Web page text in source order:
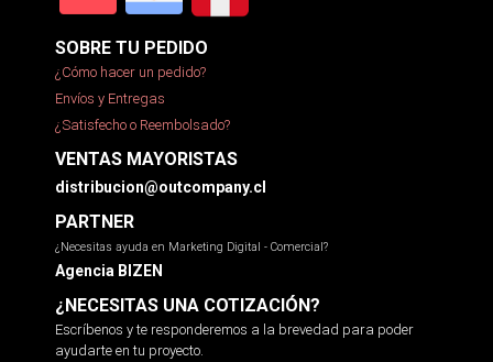
SOBRE TU PEDIDO
¿Cómo hacer un pedido?
Envíos y Entregas
¿Satisfecho o Reembolsado?
VENTAS MAYORISTAS
distribucion@outcompany.cl
PARTNER
¿Necesitas ayuda en Marketing Digital - Comercial?
Agencia BIZEN
¿NECESITAS UNA COTIZACIÓN?
Escríbenos y te responderemos a la brevedad para poder
ayudarte en tu proyecto.